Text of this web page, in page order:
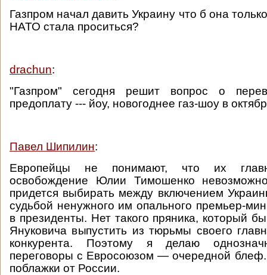
Газпром начал давить Украину что б она
НАТО стала проситься?
drachun:
"Газпром" сегодня решит вопрос о
предоплату --- йоу, новогоднее газ-шоу в
Павел Шипилин:
Европейцы не понимают, что их
освобождение Юлии Тимошенко
придется выбирать между включением
судьбой ненужного им опального премьер-
в президенты. Нет такого пряника, который
Януковича выпустить из тюрьмы своего
конкурента. Поэтому я делаю
переговоры с Евросоюзом — очередной
поблажки от России.